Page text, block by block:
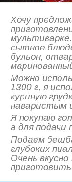
Хочу
сытное
бульон,
Можно
1300 г, я
куриную
наваристым
Я покупаю
а для подачи
Подаем
глубоких
Очень
приготовить.